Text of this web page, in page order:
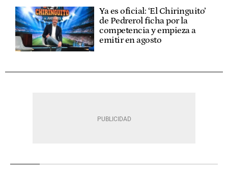
Ya es oficial: ‘El Chiringuito’
de Pedrerol ficha por la
competencia y empieza a
emitir en agosto